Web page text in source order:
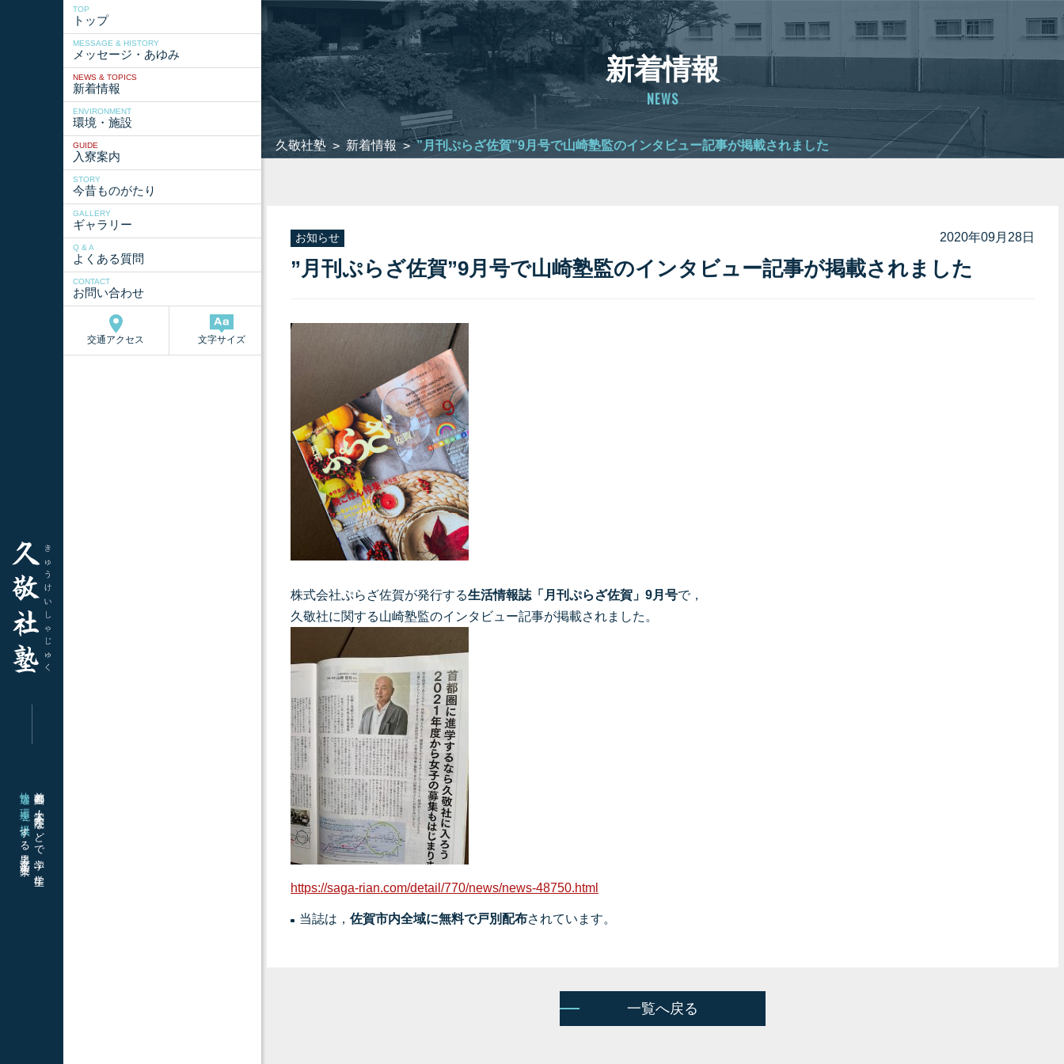
首都圏の大学・大学院などで学ぶ学生に
快適な環境を提供
する男子・女子学生寮
TOP
トップ
MESSAGE & HISTORY
メッセージ・あゆみ
NEWS & TOPICS
新着情報
ENVIRONMENT
環境・施設
GUIDE
入寮案内
STORY
今昔ものがたり
GALLERY
ギャラリー
Q & A
よくある質問
CONTACT
お問い合わせ
交通アクセス 文字サイズ
新着情報
NEWS
久敬社塾 > 新着情報 > ”月刊ぷらざ佐賀”9月号で山崎塾監のインタビュー記事が掲載されました
お知らせ 2020年09月28日
”月刊ぷらざ佐賀”9月号で山崎塾監のインタビュー記事が掲載されました
株式会社ぷらざ佐賀が発行する生活情報誌「月刊ぷらざ佐賀」9月号で，
久敬社に関する山崎塾監のインタビュー記事が掲載されました。
https://saga-rian.com/detail/770/news/news-48750.html
当誌は，佐賀市内全域に無料で戸別配布されています。
一覧へ戻る